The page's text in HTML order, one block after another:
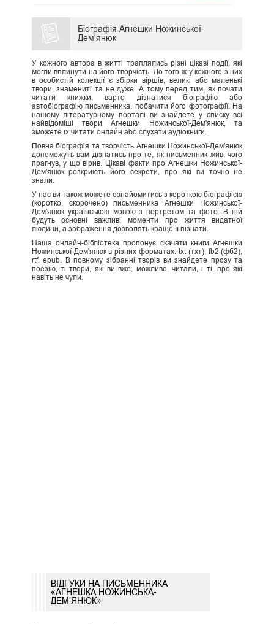
Біографія Агнешки Ножинської-
Дем'янюк
У кожного автора в житті траплялись різні цікаві події, які
могли вплинути на його творчість. До того ж у кожного з них
в особистій колекції є збірки віршів, великі або маленькі
твори, знамениті та не дуже. А тому перед тим, як почати
читати книжки, варто дізнатися біографію або
автобіографію письменника, побачити його фотографії. На
нашому літературному порталі ви знайдете у списку всі
найвідоміші твори Агнешки Ножинської-Дем'янюк, та
зможете їх читати онлайн або слухати аудіокниги.
Повна біографія та творчість Агнешки Ножинської-Дем'янюк
допоможуть вам дізнатись про те, як письменник жив, чого
прагнув, у що вірив. Цікаві факти про Агнешки Ножинської-
Дем'янюк розкриють його секрети, про які ви точно не
знали.
У нас ви також можете ознайомитись з короткою біографією
(коротко, скорочено) письменника Агнешки Ножинської-
Дем'янюк українською мовою з портретом та фото. В ній
будуть основні важливі моменти про життя видатної
людини, а зображення дозволять краще її пізнати.
Наша онлайн-бібліотека пропонує скачати книги Агнешки
Ножинської-Дем'янюк в різних форматах: txt (тхт), fb2 (фб2),
rtf, epub. В повному зібранні творів ви знайдете прозу та
поезію, ті твори, які ви вже, можливо, читали, і ті, про які
навіть не чули.
ВІДГУКИ НА ПИСЬМЕННИКА
«АГНЕШКА НОЖИНСЬКА-
ДЕМ’ЯНЮК»